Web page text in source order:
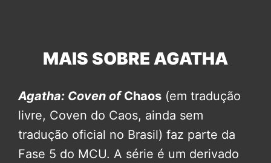
MAIS SOBRE AGATHA
Agatha: Coven ofChaos (em tradução
livre, Coven do Caos, ainda sem
tradução oficial no Brasil) faz parte da
Fase 5 do MCU. A série é um derivado